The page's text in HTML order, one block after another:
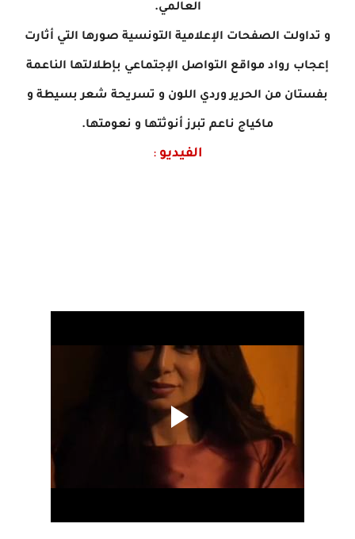
العالمي.
و تداولت الصفحات الإعلامية التونسية صورها التي أثارت
إعجاب رواد مواقع التواصل الإجتماعي بإطلالتها الناعمة
بفستان من الحرير وردي اللون و تسريحة شعر بسيطة و
ماكياج ناعم تبرز أنوثتها و نعومتها.
الفيديو: